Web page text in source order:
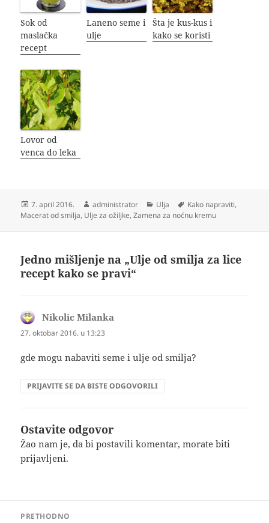
Sok od
maslačka
recept
Laneno seme i
ulje
Šta je kus-kus i
kako se koristi
Lovor od
venca do leka
Objavljeno
7. april 2016. Autor
administrator Kategorije
Ulja Oznake
Kako napraviti,
Macerat od smilja, Ulje za ožiljke,Zamena za noćnu kremu
Jedno mišljenje na „Ulje od smilja za lice
recept kako se pravi“
Nikolic Milanka
27. oktobar 2016. u 13:23
gde mogu nabaviti seme i ulje od smilja?
PRIJAVITE SE DA BISTE ODGOVORILI
Ostavite odgovor
Žao nam je, da bi postavili komentar, moratebiti
prijavljeni.
PRETHODNO